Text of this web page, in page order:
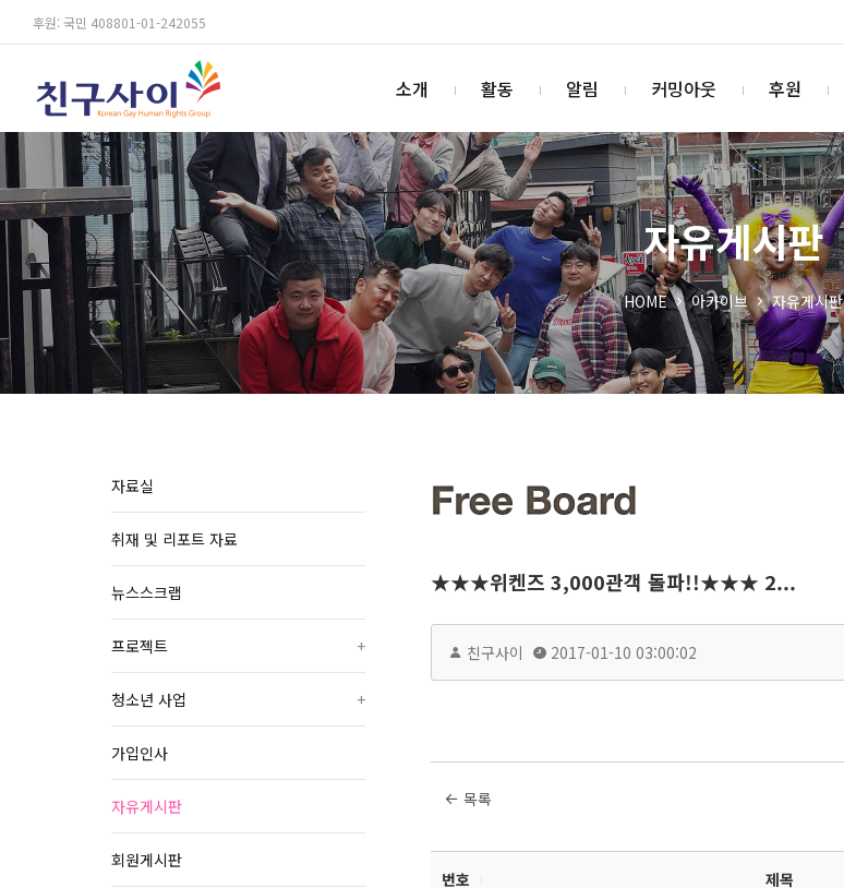
후원: 국민 408801-01-242055
소개 활동 알림 커밍아웃 후원
자유게시판
HOME 아카이브 자유게시판
자료실
취재 및 리포트 자료
뉴스스크랩
프로젝트 +
청소년 사업 +
가입인사
자유게시판
회원게시판
★★★위켄즈 3,000관객 돌파!!★★★ 2...
친구사이 2017-01-10 03:00:02
목록
번호 제목